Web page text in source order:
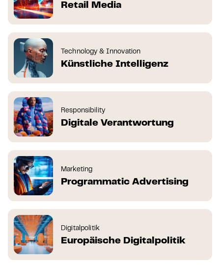
Retail Media
Technology & Innovation
Künstliche Intelligenz
Responsibility
Digitale Verantwortung
Marketing
Programmatic Advertising
Digitalpolitik
Europäische Digitalpolitik